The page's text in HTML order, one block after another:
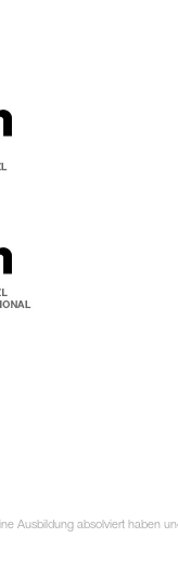
Ausbildung absolviert haben